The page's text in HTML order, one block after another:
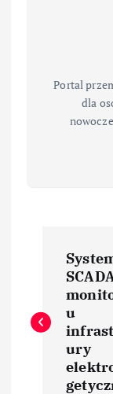
Portal
dla
w
u
ury